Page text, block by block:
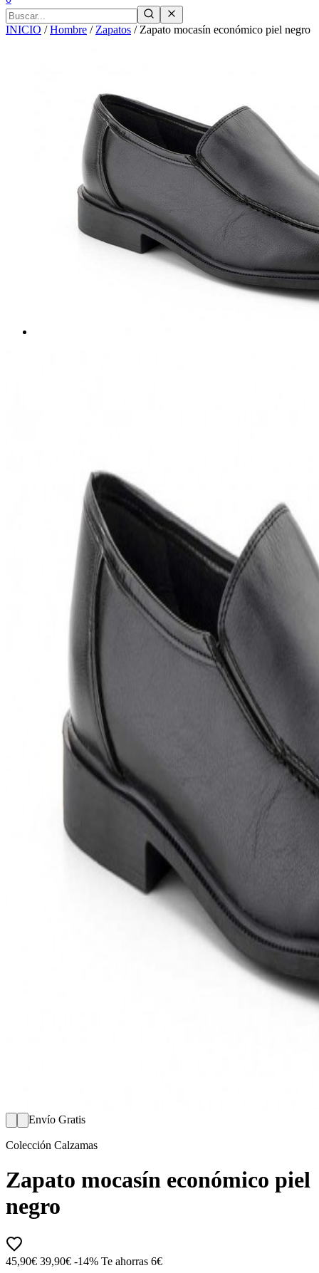
INICIO /Hombre / Zapatos / Zapato mocasín económico piel negro
Envío Gratis
Colección Calzamas
Zapato mocasín económico piel
negro
45,90€ 39,90€ -14% Te ahorras 6€